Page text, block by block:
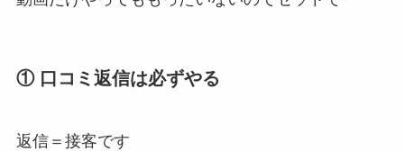
① 口コミ返信は必ずやる
返信＝接客です